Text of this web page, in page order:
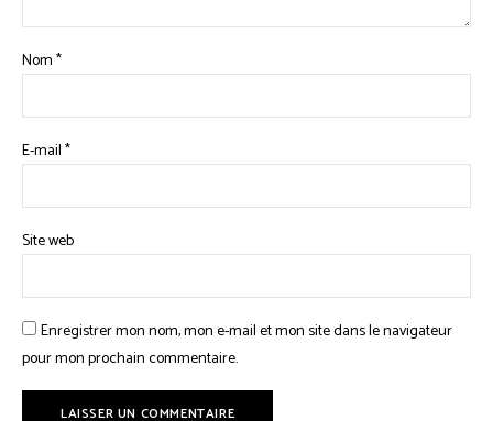
Nom*
E-mail*
Site web
Enregistrer mon nom, mon e-mail et mon site dans le navigateur
pour mon prochain commentaire.